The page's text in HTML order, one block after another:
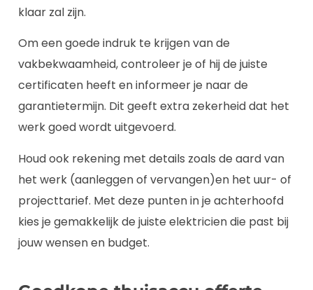
klaar zal zijn.
Om een goede indruk te krijgen van de
vakbekwaamheid, controleer je of hij de juiste
certificaten heeft en informeer je naar de
garantietermijn. Dit geeft extra zekerheid dat het
werk goed wordt uitgevoerd.
Houd ook rekening met details zoals de aard van
het werk (aanleggen of vervangen)en het uur- of
projecttarief. Met deze punten in je achterhoofd
kies je gemakkelijk de juiste elektricien die past bij
jouw wensen en budget.